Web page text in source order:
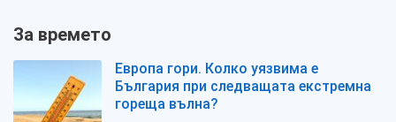
За времето
Европа гори. Колко уязвима е
България при следващата екстремна
гореща вълна?